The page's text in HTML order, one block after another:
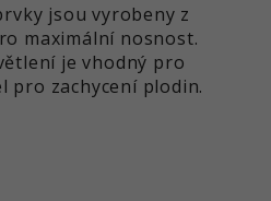
jsou vyrobeny z
maximální nosnost.
je vhodný pro
pro zachycení plodin.
LLC